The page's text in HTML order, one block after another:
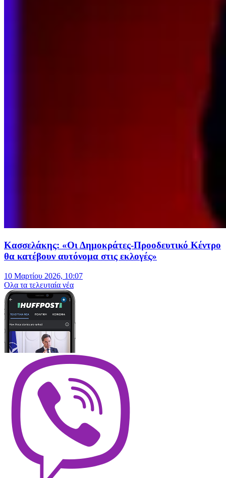
Κασσελάκης: «Οι Δημοκράτες-Προοδευτικό Κέντρο
θα κατέβουν αυτόνομα στις εκλογές»
10 Μαρτίου 2026, 10:07
Oλα τα τελευταία νέα